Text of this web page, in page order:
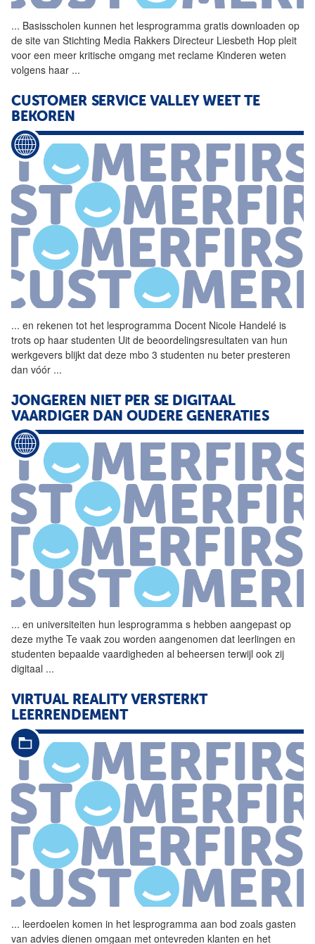
... Basisscholen kunnen het lesprogramma gratis downloaden op
de site van Stichting Media Rakkers Directeur Liesbeth Hop pleit
voor een meer kritische omgang met reclame Kinderen weten
volgens haar ...
CUSTOMER SERVICE VALLEY WEET TE
BEKOREN
... en rekenen tot het lesprogramma Docent Nicole Handelé is
trots op haar studenten Uit de beoordelingsresultaten van hun
werkgevers blijkt dat deze mbo 3 studenten nu beter presteren
dan vóór ...
JONGEREN NIET PER SE DIGITAAL
VAARDIGER DAN OUDERE GENERATIES
... en universiteiten hun lesprogramma s hebben aangepast op
deze mythe Te vaak zou worden aangenomen dat leerlingen en
studenten bepaalde vaardigheden al beheersen terwijl ook zij
digitaal ...
VIRTUAL REALITY VERSTERKT
LEERRENDEMENT
... leerdoelen komen in het lesprogramma aan bod zoals gasten
van advies dienen omgaan met ontevreden klanten en het